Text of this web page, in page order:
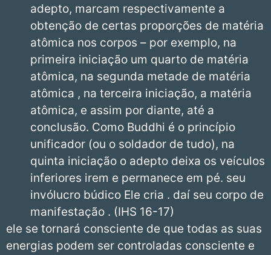
adepto, marcam respectivamente a
obtenção de certas proporções de matéria
atômica nos corpos – por exemplo, na
primeira iniciação um quarto de matéria
atômica, na segunda metade de matéria
atômica , na terceira iniciação, a matéria
atômica, e assim por diante, até a
conclusão. Como Buddhi é o princípio
unificador (ou o soldador de tudo), na
quinta iniciação o adepto deixa os veículos
inferiores irem e permanece em pé. seu
invólucro búdico Ele cria . daí seu corpo de
manifestação . (IHS 16-17)
ele se tornará consciente de que todas as suas
energias podem ser controladas consciente e